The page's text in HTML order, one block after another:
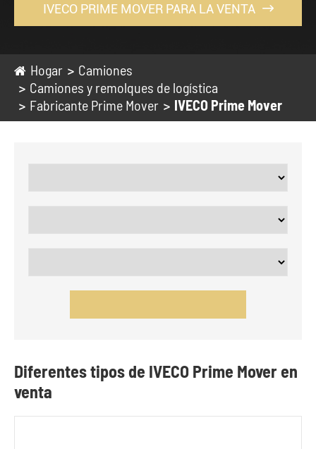
IVECO PRIME MOVER PARA LA VENTA 
Hogar
Camiones
Camiones y remolques de logística
Fabricante Prime Mover
IVECO Prime Mover
Diferentes tipos de IVECO Prime Mover en
venta